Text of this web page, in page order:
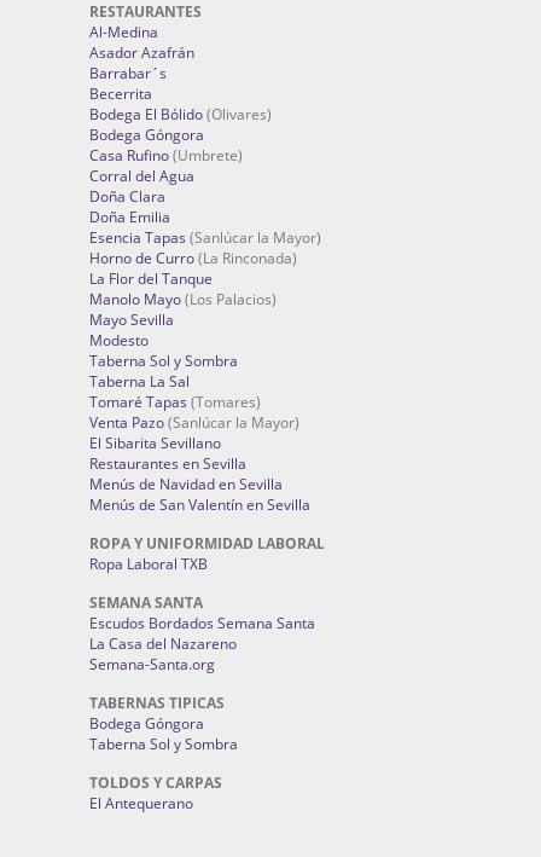
RESTAURANTES
Al-Medina
Asador Azafrán
Barrabar´s
Becerrita
Bodega El Bólido(Olivares)
Bodega Góngora
Casa Rufino(Umbrete)
Corral del Agua
Doña Clara
Doña Emilia
Esencia Tapas (Sanlúcar la Mayor)
Horno de Curro(La Rinconada)
La Flor del Tanque
Manolo Mayo(Los Palacios)
Mayo Sevilla
Modesto
Taberna Sol y Sombra
Taberna La Sal
Tomaré Tapas (Tomares)
Venta Pazo(Sanlúcar la Mayor)
El Sibarita Sevillano
Restaurantes en Sevilla
Menús de Navidad en Sevilla
Menús de San Valentín en Sevilla
ROPA Y UNIFORMIDAD LABORAL
Ropa Laboral TXB
SEMANA SANTA
Escudos Bordados Semana Santa
La Casa del Nazareno
Semana-Santa.org
TABERNAS TIPICAS
Bodega Góngora
Taberna Sol y Sombra
TOLDOS Y CARPAS
El Antequerano